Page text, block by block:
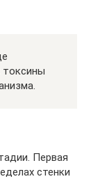
токсины
Первая
стенки